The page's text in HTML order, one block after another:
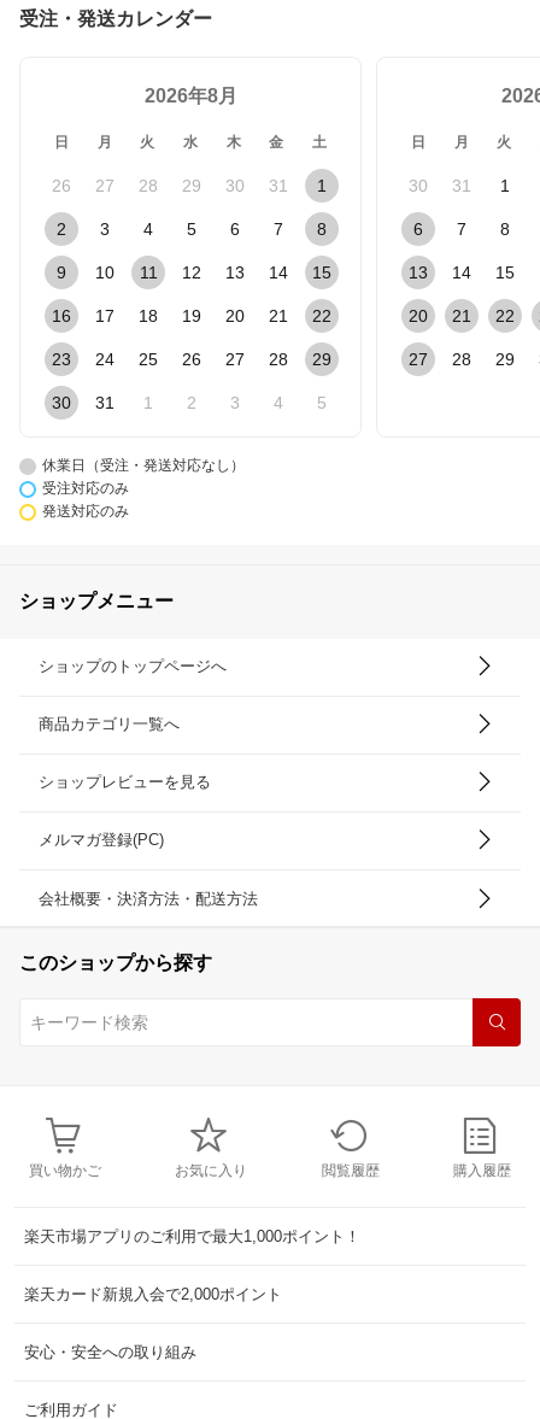
受注・発送カレンダー
2026年8月
日 月 火 水 木 金 土
26 27 28 29 30 31 1
2 3 4 5 6 7 8
9 10 11 12 13 14 15
16 17 18 19 20 21 22
23 24 25 26 27 28 29
30 31 1 2 3 4 5
日 月 火
30 31 1
6 7 8
13 14 15
20 21 22
27 28 29
休業日（受注・発送対応なし）
受注対応のみ
発送対応のみ
ショップメニュー
ショップのトップページへ
商品カテゴリ一覧へ
ショップレビューを見る
メルマガ登録(PC)
会社概要・決済方法・配送方法
このショップから探す
買い物かご お気に入り 閲覧履歴 購入履歴
楽天市場アプリのご利用で最大1,000ポイント！
楽天カード新規入会で2,000ポイント
安心・安全への取り組み
ご利用ガイド